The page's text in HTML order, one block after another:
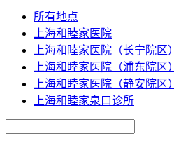
所有地点
上海和睦家医院
上海和睦家医院（长宁院区）
上海和睦家医院（浦东院区）
上海和睦家医院（静安院区）
上海和睦家泉口诊所